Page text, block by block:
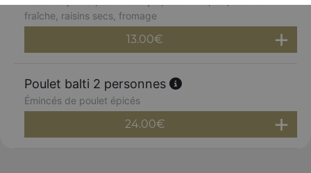
fraîche, raisins secs, fromage
13.00€
Poulet balti 2 personnes
Émincés de poulet épicés
24.00€